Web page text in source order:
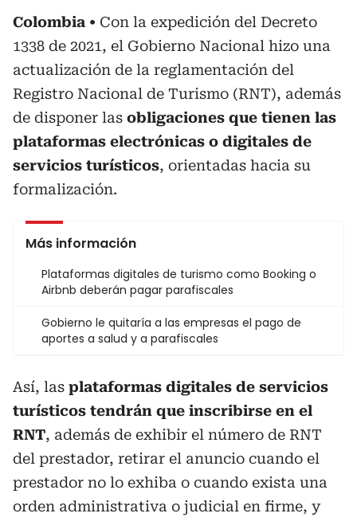
Colombia
Con la expedición del Decreto
1338 de 2021, el Gobierno Nacional hizo una
actualización de la reglamentación del
Registro Nacional de Turismo (RNT), además
de disponer las obligaciones que tienen las
plataformas electrónicas o digitales de
servicios turísticos, orientadas hacia su
formalización.
Más información
Plataformas digitales de turismo como Booking o
Airbnb deberán pagar parafiscales
Gobierno le quitaría a las empresas el pago de
aportes a salud y a parafiscales
Así, las plataformas digitales de servicios
turísticos tendrán que inscribirse en el
RNT, además de exhibir el número de RNT
del prestador, retirar el anuncio cuando el
prestador no lo exhiba o cuando exista una
orden administrativa o judicial en firme, y